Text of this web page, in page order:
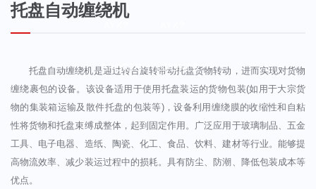
SPORTS SPORTS
托盘自动缠绕机
托盘自动缠绕机是通过转台旋转带动托盘货物转动，进而实现对货物
缠绕裹包的设备。该设备适用于使用托盘装运的货物包装(如用于大宗货
物的集装箱运输及散件托盘的包装等)，设备利用缠绕膜的收缩性和自粘
性将货物和托盘束缚成整体，起到固定作用。广泛应用于玻璃制品、五金
工具、电子电器、造纸、陶瓷、化工、食品、饮料、建材等行业。能够提
高物流效率、减少装运过程中的损耗。具有防尘、防潮、降低包装成本等
优点。